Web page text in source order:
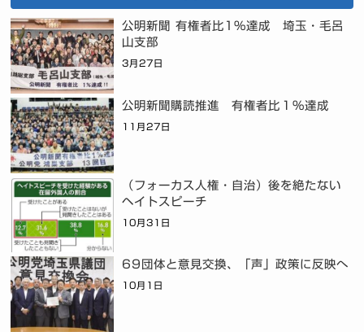
公明新聞 有権者比1%達成 埼玉・毛呂
山支部
3月27日
公明新聞購読推進 有権者比１％達成
11月27日
（フォーカス人権・自治）後を絶たない
ヘイトスピーチ
10月31日
69団体と意見交換、「声」政策に反映へ
10月1日